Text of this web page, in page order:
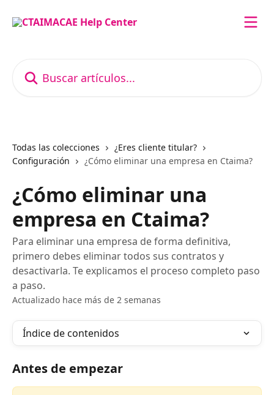
Todas las colecciones
¿Eres cliente titular?
Configuración
¿Cómo eliminar una empresa en Ctaima?
¿Cómo eliminar una
empresa en Ctaima?
Para eliminar una empresa de forma definitiva,
primero debes eliminar todos sus contratos y
desactivarla. Te explicamos el proceso completo paso
a paso.
Actualizado hace más de 2 semanas
Índice de contenidos
Antes de empezar